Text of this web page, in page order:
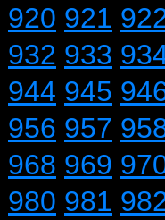
920 921
932 933
944 945
956 957
968 969
980 981